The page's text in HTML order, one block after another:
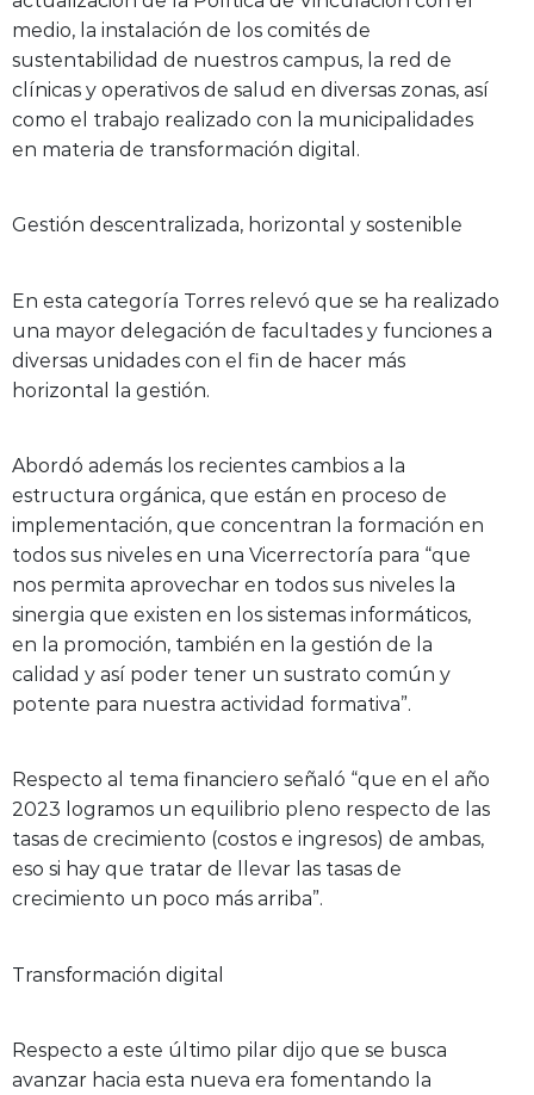
medio, la instalación de los comités de
sustentabilidad de nuestros campus, la red de
clínicas y operativos de salud en diversas zonas, así
como el trabajo realizado con la municipalidades
en materia de transformación digital.
Gestión descentralizada, horizontal y sostenible
En esta categoría Torres relevó que se ha realizado
una mayor delegación de facultades y funciones a
diversas unidades con el fin de hacer más
horizontal la gestión.
Abordó además los recientes cambios a la
estructura orgánica, que están en proceso de
implementación, que concentran la formación en
todos sus niveles en una Vicerrectoría para “que
nos permita aprovechar en todos sus niveles la
sinergia que existen en los sistemas informáticos,
en la promoción, también en la gestión de la
calidad y así poder tener un sustrato común y
potente para nuestra actividad formativa”.
Respecto al tema financiero señaló “que en el año
2023 logramos un equilibrio pleno respecto de las
tasas de crecimiento (costos e ingresos) de ambas,
eso si hay que tratar de llevar las tasas de
crecimiento un poco más arriba”.
Transformación digital
Respecto a este último pilar dijo que se busca
avanzar hacia esta nueva era fomentando la